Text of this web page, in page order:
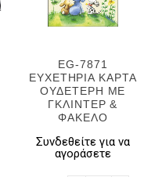
EG-7871
ΕΥΧΕΤΗΡΙΑ ΚΑΡΤΑ
ΟΥΔΕΤΕΡΗ ΜΕ
ΓΚΛΙΝΤΕΡ &
ΦΑΚΕΛΟ
Συνδεθείτε για να
αγοράσετε